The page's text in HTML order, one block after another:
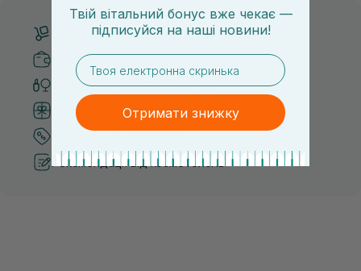
Безкоштовна доставка від 3000 UAH
Безпечні способи оплати
Тільки оригінальна косметика
Система бонусів та лояльності
Рекомендації від косметологів
Твій вітальний бонус вже чекає —
підписуйся на наші новини!
email
Отримати знижку